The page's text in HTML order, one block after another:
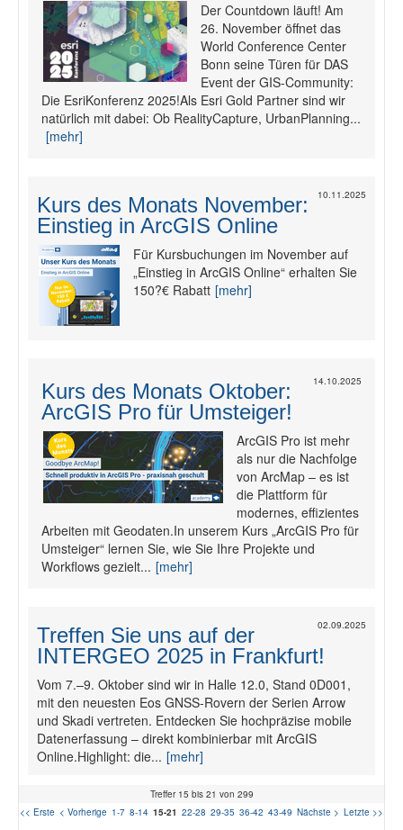
Der Countdown läuft! Am
26. November öffnet das
World Conference Center
Bonn seine Türen für DAS
Event der GIS-Community:
Die EsriKonferenz 2025!Als Esri Gold Partner sind wir
natürlich mit dabei: Ob RealityCapture, UrbanPlanning...
[mehr]
10.11.2025
Kurs des Monats November:
Einstieg in ArcGIS Online
Für Kursbuchungen im November auf
„Einstieg in ArcGIS Online“ erhalten Sie
150?€ Rabatt [mehr]
14.10.2025
Kurs des Monats Oktober:
ArcGIS Pro für Umsteiger!
ArcGIS Pro ist mehr
als nur die Nachfolge
von ArcMap – es ist
die Plattform für
modernes, effizientes
Arbeiten mit Geodaten.In unserem Kurs „ArcGIS Pro für
Umsteiger“ lernen Sie, wie Sie Ihre Projekte und
Workflows gezielt... [mehr]
02.09.2025
Treffen Sie uns auf der
INTERGEO 2025 in Frankfurt!
Vom 7.–9. Oktober sind wir in Halle 12.0, Stand 0D001,
mit den neuesten Eos GNSS-Rovern der Serien Arrow
und Skadi vertreten. Entdecken Sie hochpräzise mobile
Datenerfassung – direkt kombinierbar mit ArcGIS
Online.Highlight: die... [mehr]
Treffer 15 bis 21 von 299
<< Erste < Vorherige 1-7 8-14 15-21 22-28 29-35 36-42 43-49 Nächste > Letzte >>